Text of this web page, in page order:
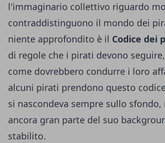
l'immaginario collettivo riguardo
contraddistinguono il mondo dei
niente approfondito è il Codice dei
di regole che i pirati devono
come dovrebbero condurre i loro
alcuni pirati prendono questo
si nascondeva sempre sullo
ancora gran parte del suo
stabilito.